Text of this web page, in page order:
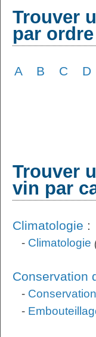
Trouver
par
A B C D
Trouver
vin par
Climatologie :
- Climatologie
Conservation
-
-